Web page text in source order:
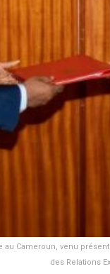
au Cameroun, venu
des Relations